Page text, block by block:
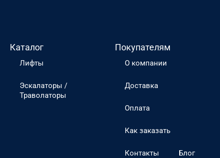
Каталог
Лифты
Эскалаторы /
Траволаторы
Покупателям
О компании
Доставка
Оплата
Как заказать
Контакты Блог